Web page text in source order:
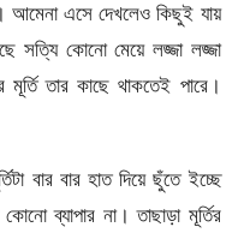
আমেনা এসে দেখলেও কিছুই যায়
সত্যি কোনো মেয়ে লজ্জা লজ্জা
তার কাছে থাকতেই পারে।
বার বার হাত দিয়ে ছুঁতে ইচ্ছে
ব্যাপার না। তাছাড়া মূর্তির